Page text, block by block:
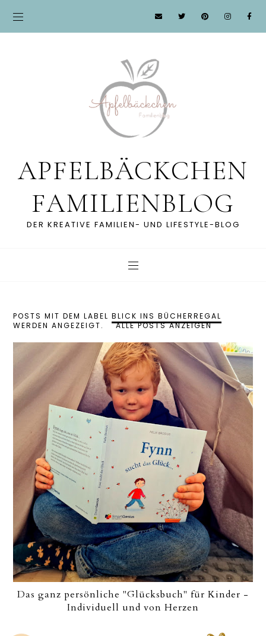
APFELBÄCKCHEN
FAMILIENBLOG
DER KREATIVE FAMILIEN- UND LIFESTYLE-BLOG
POSTS MIT DEM LABELBLICK INS BÜCHERREGAL
WERDEN ANGEZEIGT.
ALLE POSTS ANZEIGEN
Das ganz persönliche "Glücksbuch" für Kinder -
Individuell und von Herzen